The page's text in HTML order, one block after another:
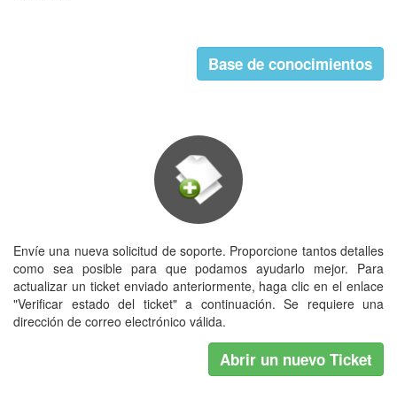
Base de conocimientos
Envíe una nueva solicitud de soporte. Proporcione tantos detalles
como sea posible para que podamos ayudarlo mejor. Para
actualizar un ticket enviado anteriormente, haga clic en el enlace
"Verificar estado del ticket" a continuación. Se requiere una
dirección de correo electrónico válida.
Abrir un nuevo Ticket